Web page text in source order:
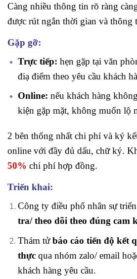
Càng nhiều thông tin rõ ràng
được rút ngắn thời gian và thông
Gặp gỡ:
Trực tiếp: hẹn gặp tại văn
điạ điểm theo yêu cầu khách
Online: nếu khách hàng
kiện gặp mặt, không muốn lộ
2 bên thống nhất chi phí và ký
online với đầy đủ dấu, chữ ký.
50% chi phí hợp đồng.
Triển khai:
Công ty điều phố nhân sự
tra/ theo dõi theo đúng cam
Thám tửbáo cáo tiến độ kết
thựcqua nhóm zalo/ email
khách hàng yêu cầu.